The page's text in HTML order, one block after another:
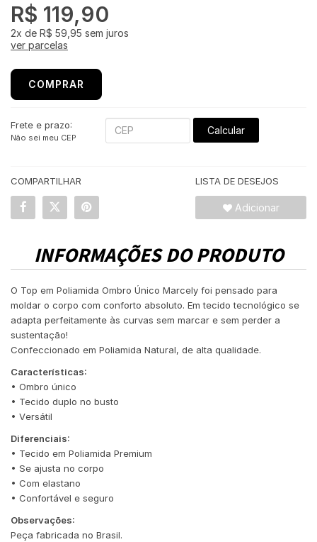
R$ 119,90
2x de R$ 59,95 sem juros
ver parcelas
COMPRAR
Frete e prazo:
Não sei meu CEP
Calcular
COMPARTILHAR LISTA DE DESEJOS
Adicionar
INFORMAÇÕES DO PRODUTO
O Top em Poliamida Ombro Único Marcely foi pensado para
moldar o corpo com conforto absoluto. Em tecido tecnológico se
adapta perfeitamente às curvas sem marcar e sem perder a
sustentação!
Confeccionado em Poliamida Natural, de alta qualidade.
Características:
• Ombro único
• Tecido duplo no busto
• Versátil
Diferenciais:
• Tecido em Poliamida Premium
• Se ajusta no corpo
• Com elastano
• Confortável e seguro
Observações:
Peça fabricada no Brasil.